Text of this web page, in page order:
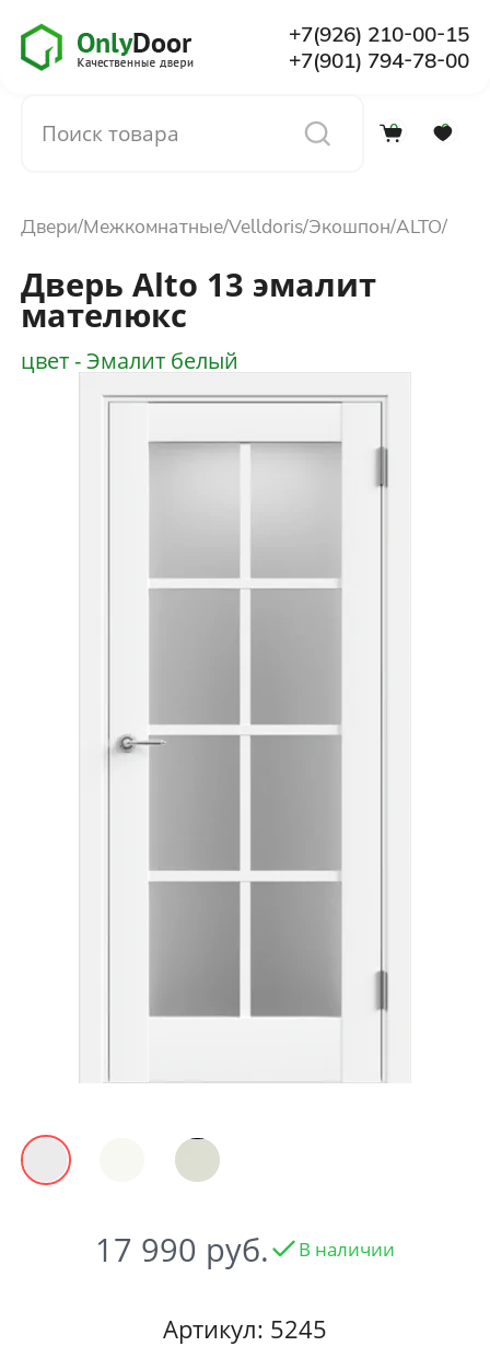
+7(926) 210-00-15
+7(901) 794-78-00
0 0
О компании
Установка
Двери Межкомнатные Velldoris Экошпон ALTO
Дверь Alto 13 эмалит
мателюкс
цвет - Эмалит белый
17 990 В наличии
Артикул: 5245